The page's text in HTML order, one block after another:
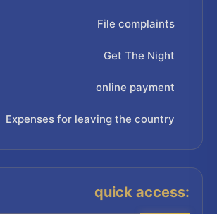
File complaints
Get The Night
online payment
Expenses for leaving the country
quick access: